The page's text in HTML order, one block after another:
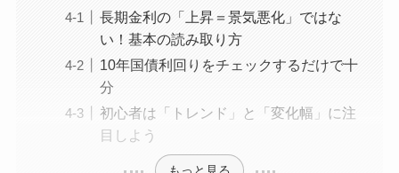
長期金利の「上昇＝景気悪化」ではな
い！基本の読み取り方
10年国債利回りをチェックするだけで十
分
初心者は「トレンド」と「変化幅」に注
目しよう